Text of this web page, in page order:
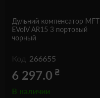
Дульний компенсатор MFT
EVolV AR15 3 портовый
чорный
Код 266655
6 297.0 ₴
В наличии